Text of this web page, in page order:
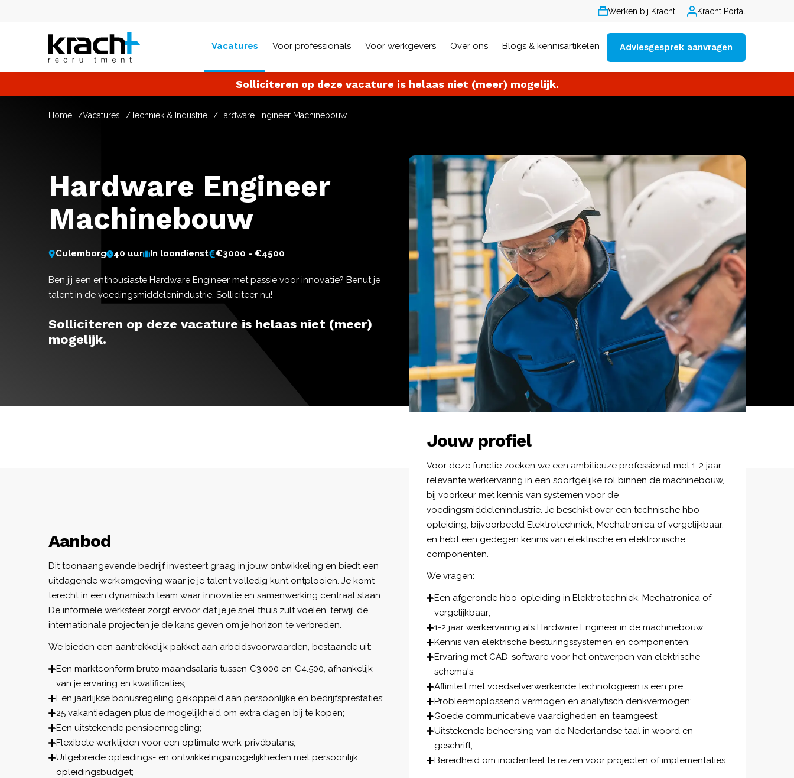
Werken bij Kracht Kracht Portal
Vacatures Voor professionals Voor werkgevers Over ons Blogs & kennisartikelen Adviesgesprek aanvragen
Solliciteren op deze vacature is helaas niet (meer) mogelijk.
Home Vacatures Techniek & Industrie Hardware Engineer Machinebouw
Hardware Engineer
Machinebouw
Culemborg 40 uur In loondienst €3000 - €4500
Ben jij een enthousiaste Hardware Engineer met passie voor innovatie? Benut je
talent in de voedingsmiddelenindustrie. Solliciteer nu!
Solliciteren op deze vacature is helaas niet (meer)
mogelijk.
Aanbod
Dit toonaangevende bedrijf investeert graag in jouw ontwikkeling en biedt een
uitdagende werkomgeving waar je je talent volledig kunt ontplooien. Je komt
terecht in een dynamisch team waar innovatie en samenwerking centraal staan.
De informele werksfeer zorgt ervoor dat je je snel thuis zult voelen, terwijl de
internationale projecten je de kans geven om je horizon te verbreden.
We bieden een aantrekkelijk pakket aan arbeidsvoorwaarden, bestaande uit:
Een marktconform bruto maandsalaris tussen €3.000 en €4.500, afhankelijk
van je ervaring en kwalificaties;
Een jaarlijkse bonusregeling gekoppeld aan persoonlijke en bedrijfsprestaties;
25 vakantiedagen plus de mogelijkheid om extra dagen bij te kopen;
Een uitstekende pensioenregeling;
Flexibele werktijden voor een optimale werk-privébalans;
Uitgebreide opleidings- en ontwikkelingsmogelijkheden met persoonlijk
opleidingsbudget;
Jouw profiel
Voor deze functie zoeken we een ambitieuze professional met 1-2 jaar
relevante werkervaring in een soortgelijke rol binnen de machinebouw,
bij voorkeur met kennis van systemen voor de
voedingsmiddelenindustrie. Je beschikt over een technische hbo-
opleiding, bijvoorbeeld Elektrotechniek, Mechatronica of vergelijkbaar,
en hebt een gedegen kennis van elektrische en elektronische
componenten.
We vragen:
Een afgeronde hbo-opleiding in Elektrotechniek, Mechatronica of
vergelijkbaar;
1-2 jaar werkervaring als Hardware Engineer in de machinebouw;
Kennis van elektrische besturingssystemen en componenten;
Ervaring met CAD-software voor het ontwerpen van elektrische
schema's;
Affiniteit met voedselverwerkende technologieën is een pre;
Probleemoplossend vermogen en analytisch denkvermogen;
Goede communicatieve vaardigheden en teamgeest;
Uitstekende beheersing van de Nederlandse taal in woord en
geschrift;
Bereidheid om incidenteel te reizen voor projecten of implementaties.